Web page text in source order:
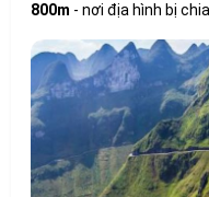
800m - nơi địa hình bị